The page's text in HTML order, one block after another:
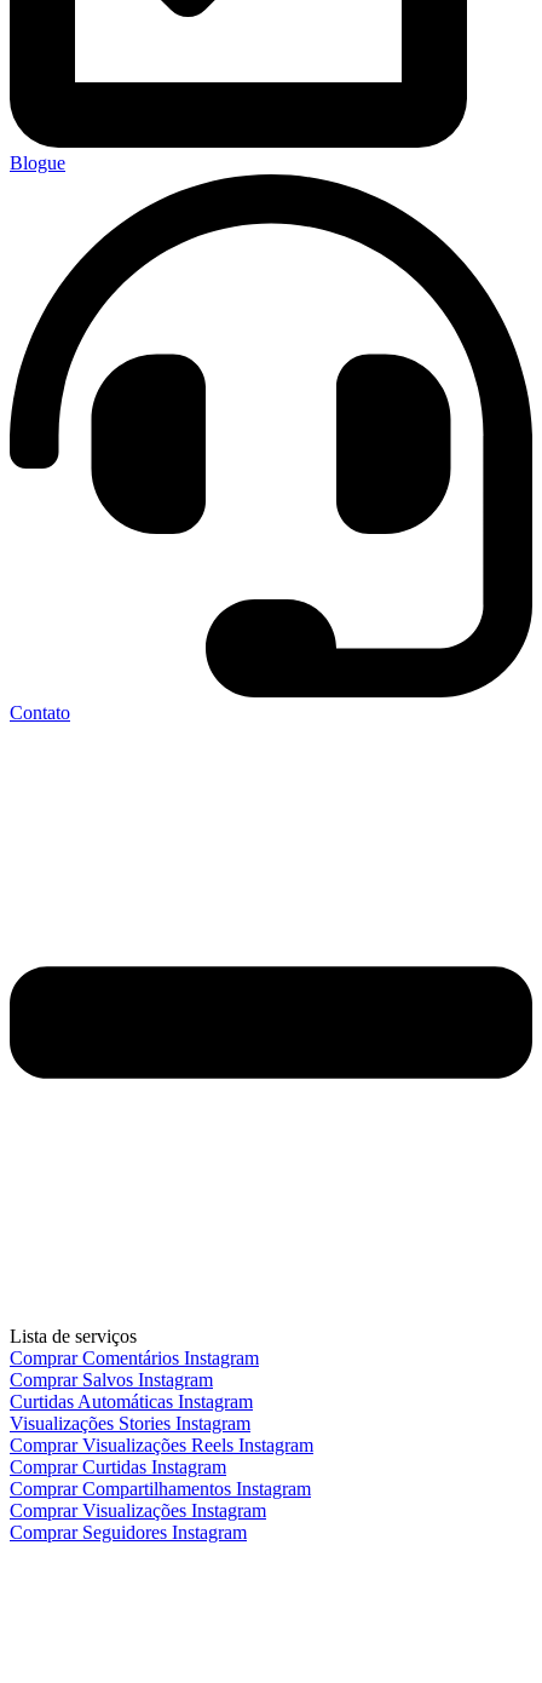
Blogue
Contato
Lista de serviços
Comprar Comentários Instagram
Comprar Salvos Instagram
Curtidas Automáticas Instagram
Visualizações Stories Instagram
Comprar Visualizações Reels Instagram
Comprar Curtidas Instagram
Comprar Compartilhamentos Instagram
Comprar Visualizações Instagram
Comprar Seguidores Instagram